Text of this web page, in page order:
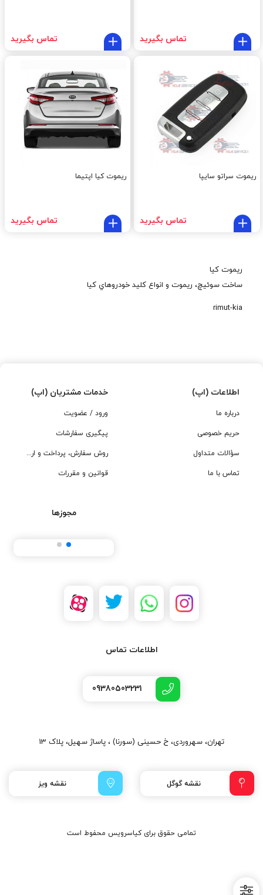
تماس بگیرید تماس بگیرید
ریموت سراتو سایپا
تماس بگیرید
ریموت کیا اپتیما
تماس بگیرید
ريموت کيا
ساخت سوئيچ، ريموت و انواع کليد خودروهاي کيا
rimut-kia
اطلاعات (اپ)
درباره ما
حریم خصوصی
سؤالات متداول
تماس با ما
خدمات مشتریان (اپ)
ورود / عضویت
پیگیری سفارشات
روش سفارش، پرداخت و ارسال
قوانین و مقررات
مجوزها
اطلاعات تماس
09380503231
تهران، سهروردی، خ حسینی (سورنا) ، پاساژ سهیل، پلاک 13
نقشه گوگل نقشه ویز
تمامی حقوق برای کیاسرویس محفوط است